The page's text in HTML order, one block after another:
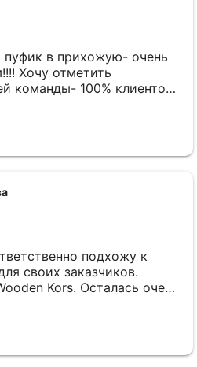
пуфик в прихожую- очень
команды- 100% клиенто
При заказе
, что очень
и цвета. Четкая
подхожу к
своих заказчиков.
Kors. Осталась очень
исполнения,
менеджеров. Все